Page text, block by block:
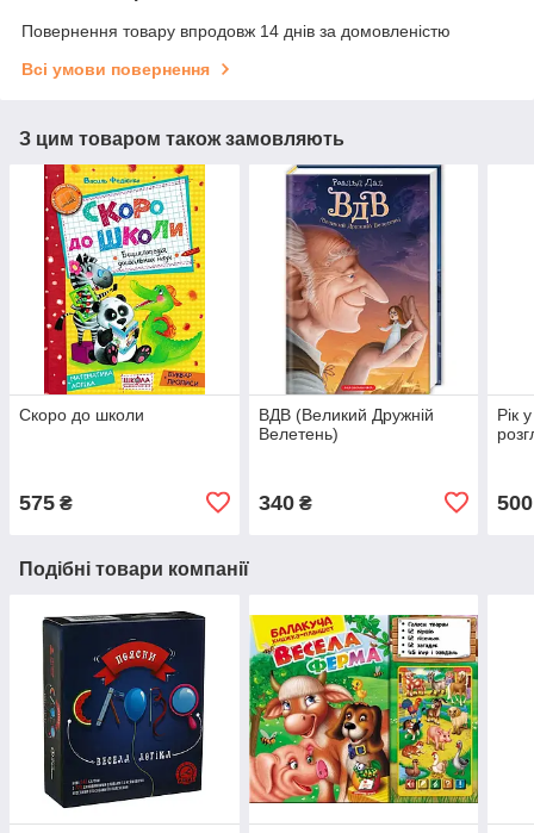
Повернення товару впродовж 14 днів за домовленістю
Всі умови повернення
З цим товаром також замовляють
Скоро до школи
575 ₴
ВДВ (Великий Дружній
Велетень)
340₴
Рік
500
Подібні товари компанії